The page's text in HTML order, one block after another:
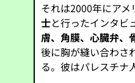
それは2000年にア
士と行ったインタビ
膚、角膜、心臓弁、
後に胸が縫い合わさ
る。彼はパレスチナ